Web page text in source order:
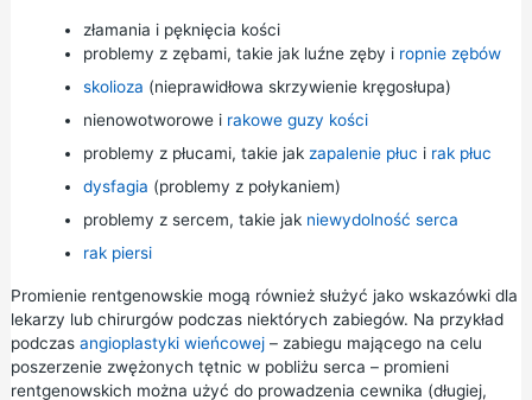
złamania i pęknięcia kości
problemy z zębami, takie jak luźne zęby i ropnie zębów
skolioza (nieprawidłowa skrzywienie kręgosłupa)
nienowotworowe i rakowe guzy kości
problemy z płucami, takie jak zapalenie płuc i rak płuc
dysfagia (problemy z połykaniem)
problemy z sercem, takie jak niewydolność serca
rak piersi
Promienie rentgenowskie mogą również służyć jako wskazówki dla
lekarzy lub chirurgów podczas niektórych zabiegów. Na przykład
podczas angioplastyki wieńcowej– zabiegu mającego na celu
poszerzenie zwężonych tętnic w pobliżu serca – promieni
rentgenowskich można użyć do prowadzenia cewnika (długiej,